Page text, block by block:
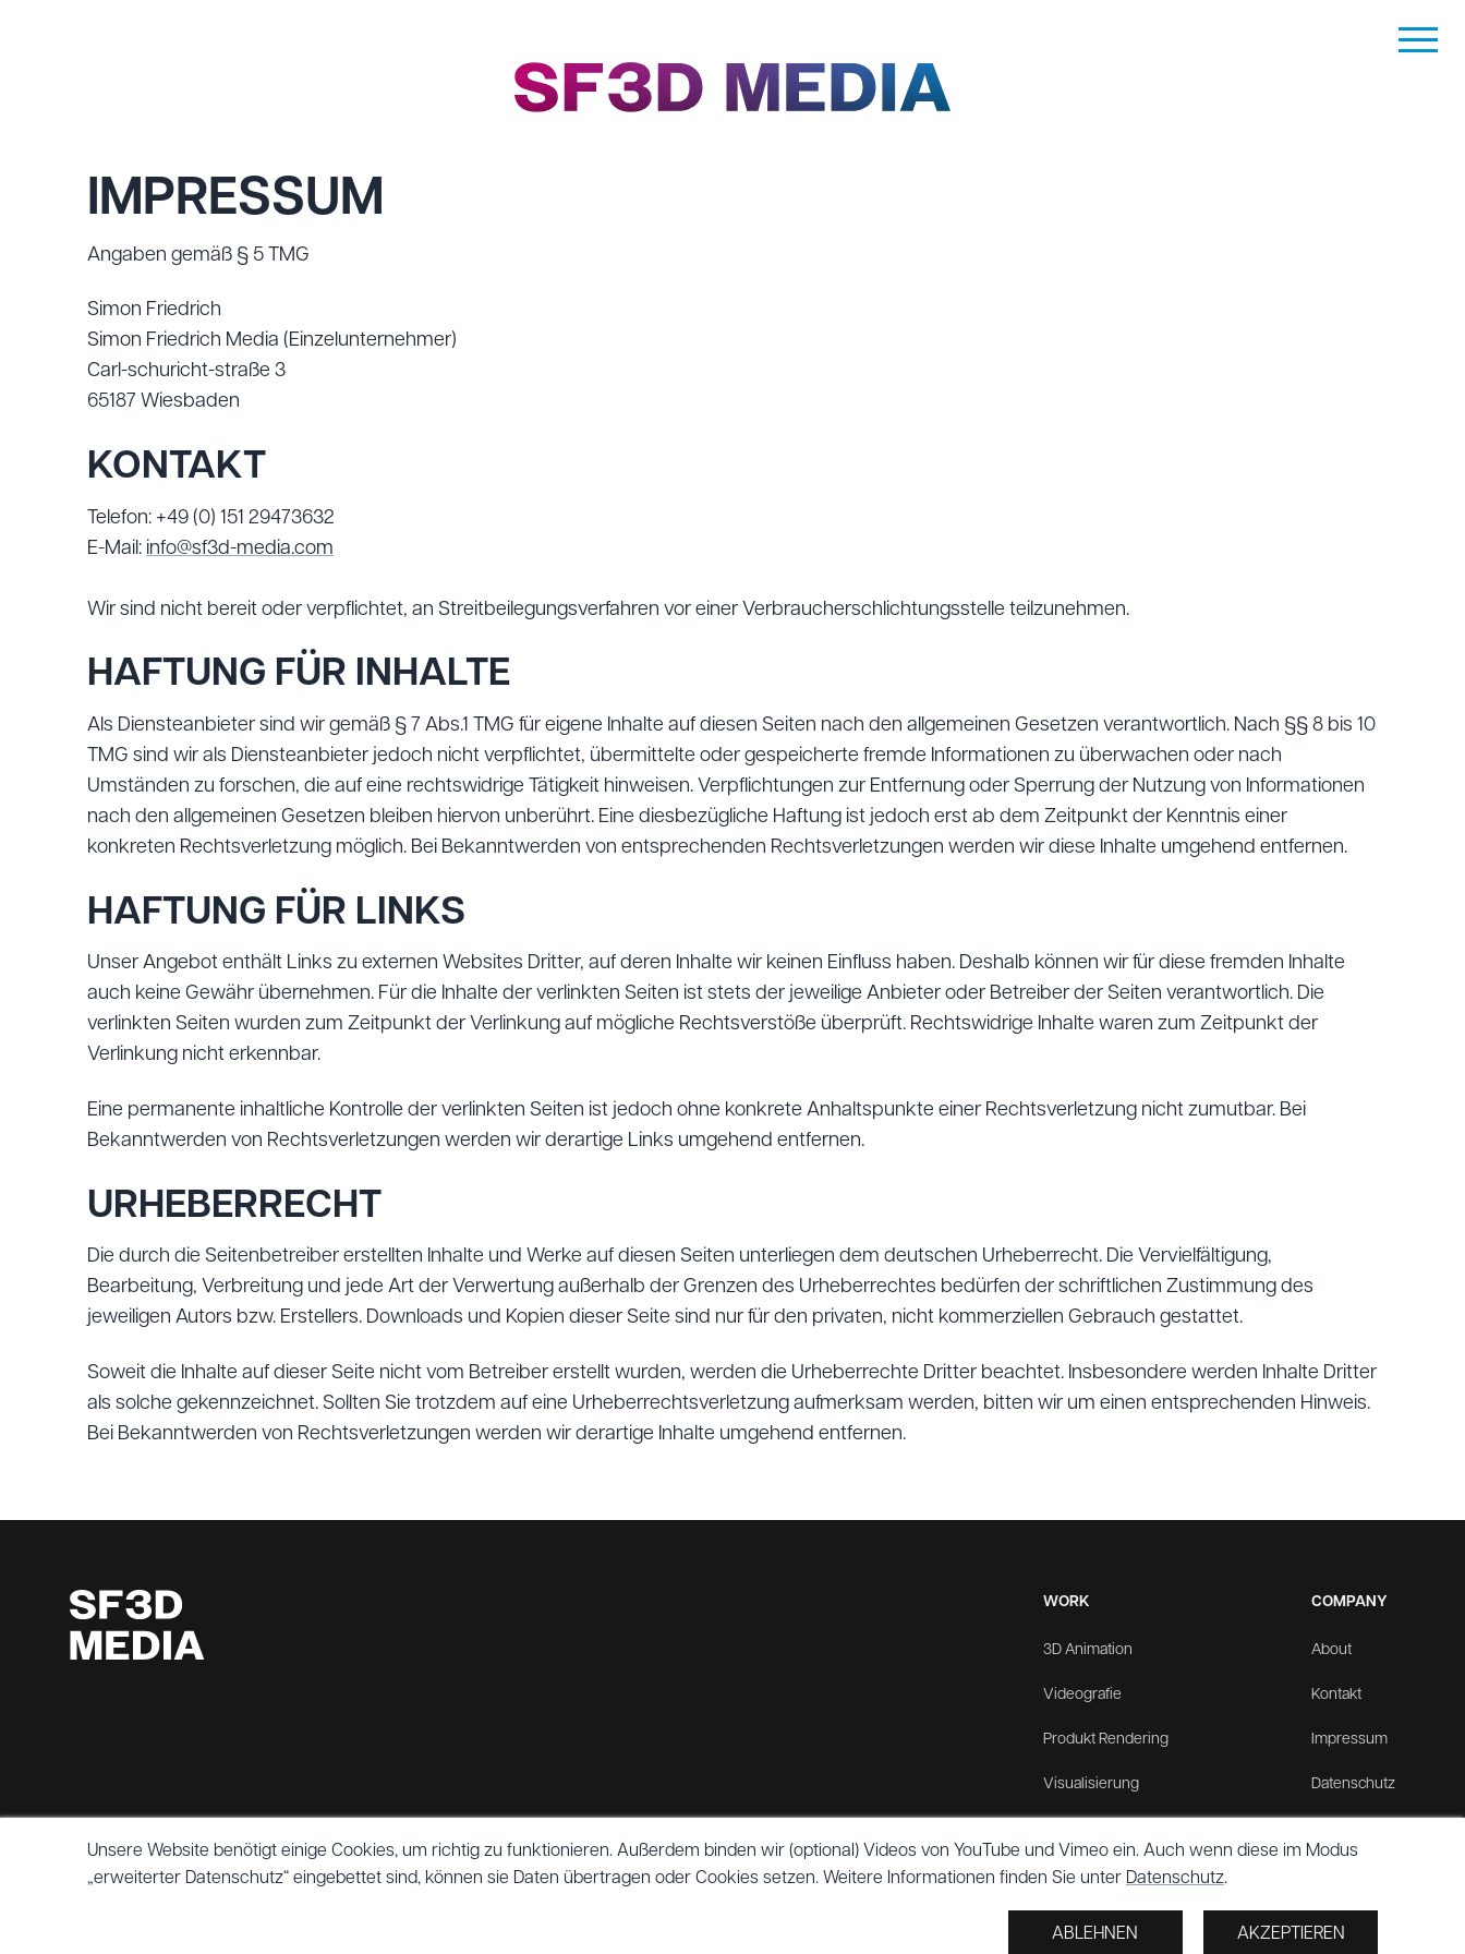
IMPRESSUM
Angaben gemäß § 5 TMG
Simon Friedrich
Simon Friedrich Media (Einzelunternehmer)
Carl-schuricht-straße 3
65187 Wiesbaden
KONTAKT
Telefon: +49 (0) 151 29473632
E-Mail: info@sf3d-media.com
Wir sind nicht bereit oder verpflichtet, an Streitbeilegungsverfahren vor einer Verbraucherschlichtungsstelle teilzunehmen.
HAFTUNG FÜR INHALTE
Als Diensteanbieter sind wir gemäß § 7 Abs.1 TMG für eigene Inhalte auf diesen Seiten nach den allgemeinen Gesetzen verantwortlich. Nach §§ 8 bis 10
TMG sind wir als Diensteanbieter jedoch nicht verpflichtet, übermittelte oder gespeicherte fremde Informationen zu überwachen oder nach
Umständen zu forschen, die auf eine rechtswidrige Tätigkeit hinweisen. Verpflichtungen zur Entfernung oder Sperrung der Nutzung von Informationen
nach den allgemeinen Gesetzen bleiben hiervon unberührt. Eine diesbezügliche Haftung ist jedoch erst ab dem Zeitpunkt der Kenntnis einer
konkreten Rechtsverletzung möglich. Bei Bekanntwerden von entsprechenden Rechtsverletzungen werden wir diese Inhalte umgehend entfernen.
HAFTUNG FÜR LINKS
Unser Angebot enthält Links zu externen Websites Dritter, auf deren Inhalte wir keinen Einfluss haben. Deshalb können wir für diese fremden Inhalte
auch keine Gewähr übernehmen. Für die Inhalte der verlinkten Seiten ist stets der jeweilige Anbieter oder Betreiber der Seiten verantwortlich. Die
verlinkten Seiten wurden zum Zeitpunkt der Verlinkung auf mögliche Rechtsverstöße überprüft. Rechtswidrige Inhalte waren zum Zeitpunkt der
Verlinkung nicht erkennbar.
Eine permanente inhaltliche Kontrolle der verlinkten Seiten ist jedoch ohne konkrete Anhaltspunkte einer Rechtsverletzung nicht zumutbar. Bei
Bekanntwerden von Rechtsverletzungen werden wir derartige Links umgehend entfernen.
URHEBERRECHT
Die durch die Seitenbetreiber erstellten Inhalte und Werke auf diesen Seiten unterliegen dem deutschen Urheberrecht. Die Vervielfältigung,
Bearbeitung, Verbreitung und jede Art der Verwertung außerhalb der Grenzen des Urheberrechtes bedürfen der schriftlichen Zustimmung des
jeweiligen Autors bzw. Erstellers. Downloads und Kopien dieser Seite sind nur für den privaten, nicht kommerziellen Gebrauch gestattet.
Soweit die Inhalte auf dieser Seite nicht vom Betreiber erstellt wurden, werden die Urheberrechte Dritter beachtet. Insbesondere werden Inhalte Dritter
als solche gekennzeichnet. Sollten Sie trotzdem auf eine Urheberrechtsverletzung aufmerksam werden, bitten wir um einen entsprechenden Hinweis.
Bei Bekanntwerden von Rechtsverletzungen werden wir derartige Inhalte umgehend entfernen.
WORK
3D Animation
Videografie
Produkt Rendering
Visualisierung
COMPANY
About
Kontakt
Impressum
Datenschutz
Copyright © 2026 Simon Friedrich
Unsere Website benötigt einige Cookies, um richtig zu funktionieren. Außerdem binden wir (optional) Videos von YouTube und Vimeo ein. Auch wenn diese im Modus
„erweiterter Datenschutz“ eingebettet sind, können sie Daten übertragen oder Cookies setzen. Weitere Informationen finden Sie unter Datenschutz.
AKZEPTIEREN
ABLEHNEN